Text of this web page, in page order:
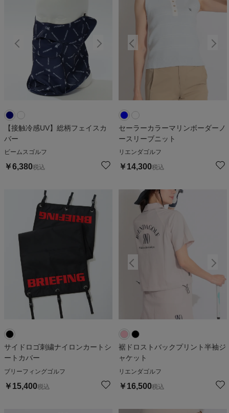
【接触冷感UV】総柄フェイスカ
バー
ビームスゴルフ
￥6,380税込
セーラーカラーマリンボーダーノ
ースリーブニット
リエンダゴルフ
￥ 14,300税込
サイドロゴ刺繍ナイロンカートシ
ートカバー
ブリーフィングゴルフ
￥ 15,400税込
裾ドロストバックプリント半袖ジ
ャケット
リエンダゴルフ
￥ 16,500税込